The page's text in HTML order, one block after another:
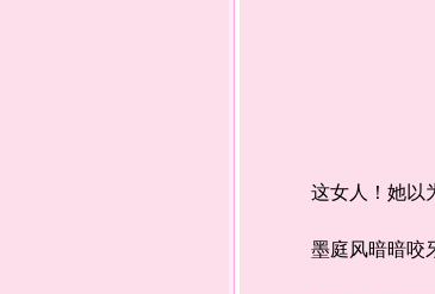
这女人！她以为
墨庭风暗暗咬牙